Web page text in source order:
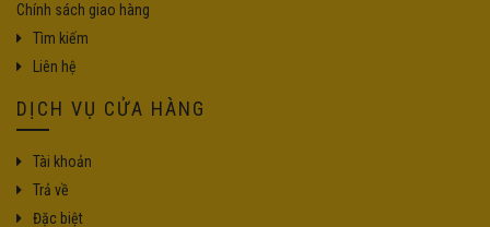
Chính sách giao hàng
Tìm kiếm
Liên hệ
DỊCH VỤ CỬA HÀNG
Tài khoản
Trả về
Đặc biệt